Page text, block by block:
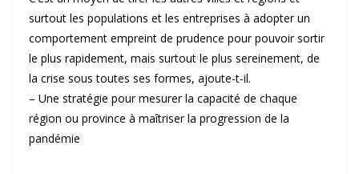
surtout les populations et les entreprises à adopter un
comportement empreint de prudence pour pouvoir sortir
le plus rapidement, mais surtout le plus sereinement, de
la crise sous toutes ses formes, ajoute-t-il.
– Une stratégie pour mesurer la capacité de chaque
région ou province à maîtriser la progression de la
pandémie